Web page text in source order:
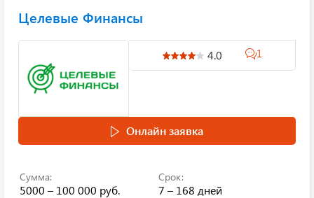
Целевые Финансы
4.0 1
Онлайн заявка
Сумма:
5000 – 100 000 руб.
Срок:
7 – 168 дней